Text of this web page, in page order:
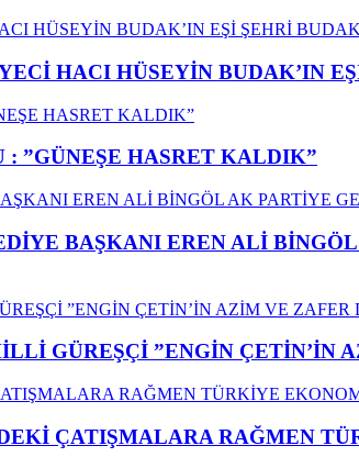
HACI HÜSEYİN BUDAK’IN
: ”GÜNEŞE HASRET KALDIK”
BAŞKANI EREN ALİ
GÜREŞÇİ ”ENGİN ÇETİN’İN
ÇATIŞMALARA RAĞMEN